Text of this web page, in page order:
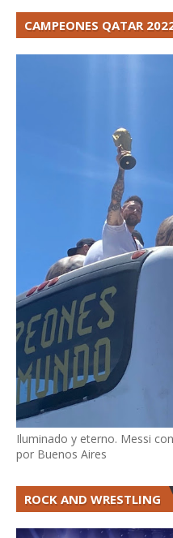
CAMPEONES QATAR
Iluminado y eterno. Messi
por Buenos Aires
ROCK AND WRESTLING